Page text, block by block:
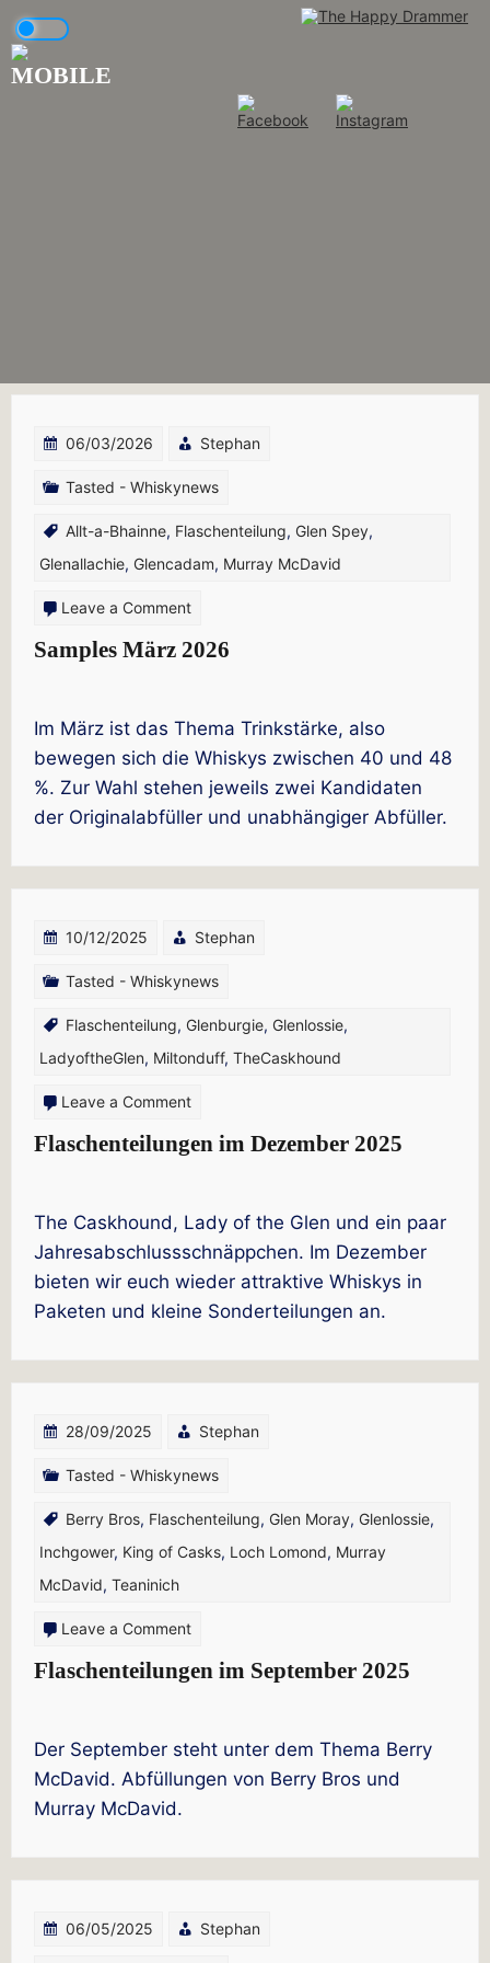
content
06/03/2026 Stephan
Tasted - Whiskynews
Allt-a-Bhainne, Flaschenteilung, Glen Spey,
Glenallachie, Glencadam, Murray McDavid
Leave a Commenton
Samples
Samples März 2026
Im März ist das Thema Trinkstärke, also
bewegen sich die Whiskys zwischen 40 und 48
%. Zur Wahl stehen jeweils zwei Kandidaten
der Originalabfüller und unabhängiger Abfüller.
10/12/2025 Stephan
Tasted - Whiskynews
Flaschenteilung, Glenburgie, Glenlossie,
LadyoftheGlen, Miltonduff, TheCaskhound
Leave a Commenton
Flaschenteilungen
2025
Flaschenteilungen im Dezember 2025
The Caskhound, Lady of the Glen und ein paar
Jahresabschlussschnäppchen. Im Dezember
bieten wir euch wieder attraktive Whiskys in
Paketen und kleine Sonderteilungen an.
28/09/2025 Stephan
Tasted - Whiskynews
Berry Bros, Flaschenteilung, Glen Moray, Glenlossie,
Inchgower, King of Casks, Loch Lomond, Murray
McDavid, Teaninich
Leave a Commenton
Flaschenteilungen
2025
Flaschenteilungen im September 2025
Der September steht unter dem Thema Berry
McDavid. Abfüllungen von Berry Bros und
Murray McDavid.
06/05/2025 Stephan